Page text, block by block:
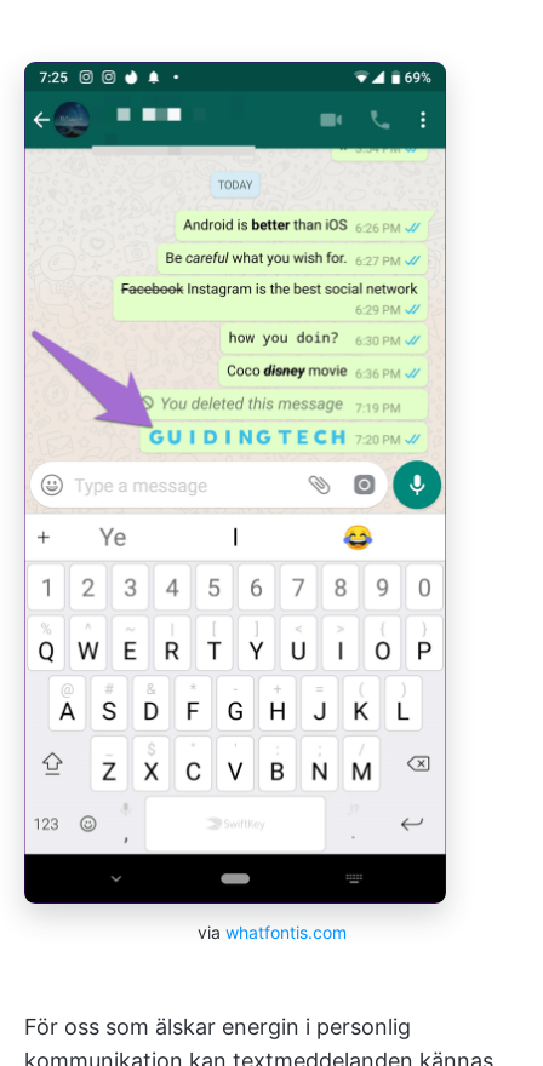
via whatfontis.com
För oss som älskar energin i personlig
kommunikation kan textmeddelanden kännas